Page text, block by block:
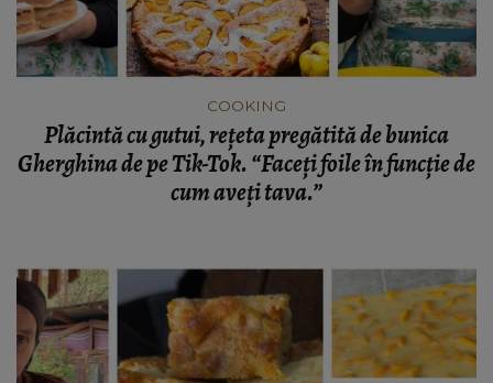
COOKING
Plăcintă cu gutui, rețeta pregătită de bunica
Gherghina de pe Tik-Tok. “Faceți foile în funcție de
cum aveți tava.”